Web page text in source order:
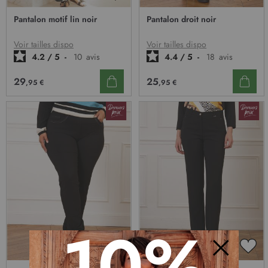
AJOUTER
D’ENVIE
Pantalon motif lin noir
Voir tailles dispo
4.2 / 5 - 10 avis
29,95 €
Pantalon droit noir
Voir tailles dispo
4.4 / 5 - 18 avis
25,95 €
AJOUTER